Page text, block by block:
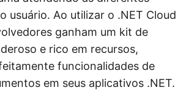
usuário. Ao utilizar o .NET Cloud
ganham um kit de
e rico em recursos,
funcionalidades de
em seus aplicativos .NET.